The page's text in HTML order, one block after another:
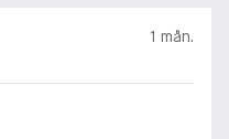
1 mån.